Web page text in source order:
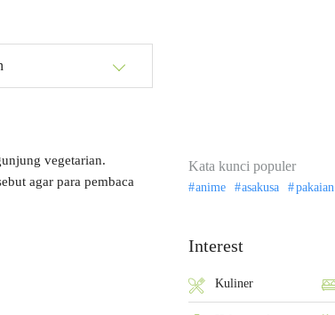
vegetarian.
agar para pembaca
Kata kunci populer
anime asakusa pakaian
Interest
Kuliner